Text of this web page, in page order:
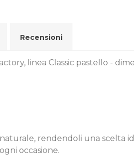
Recensioni
linea Classic pastello -
rendendoli una scelta
occasione.